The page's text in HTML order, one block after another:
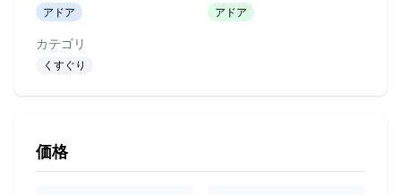
アドア アドア
カテゴリ
くすぐり
価格